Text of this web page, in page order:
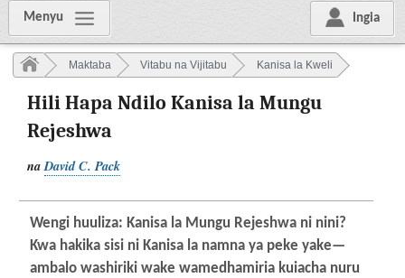
Ingia
Menyu
Maktaba Vitabu na Vijitabu Kanisa la Kweli
Hili Hapa Ndilo Kanisa la Mungu
Rejeshwa
naDavid C. Pack
Wengi huuliza: Kanisa la Mungu Rejeshwa ni nini?
Kwa hakika sisi ni Kanisa la namna ya peke yake—
ambalo washiriki wake wamedhamiria kuiacha nuru